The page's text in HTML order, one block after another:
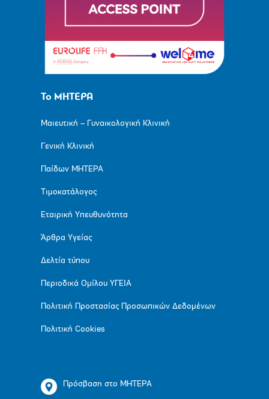
Το ΜΗΤΕΡΑ
Μαιευτική – Γυναικολογική Κλινική
Γενική Κλινική
Παίδων ΜΗΤΕΡΑ
Τιμοκατάλογος
Εταιρική Υπευθυνότητα
Άρθρα Υγείας
Δελτία τύπου
Περιοδικά Ομίλου ΥΓΕΙΑ
Πολιτική Προστασίας Προσωπικών Δεδομένων
Πολιτική Cookies
Πρόσβαση στο ΜΗΤΕΡΑ